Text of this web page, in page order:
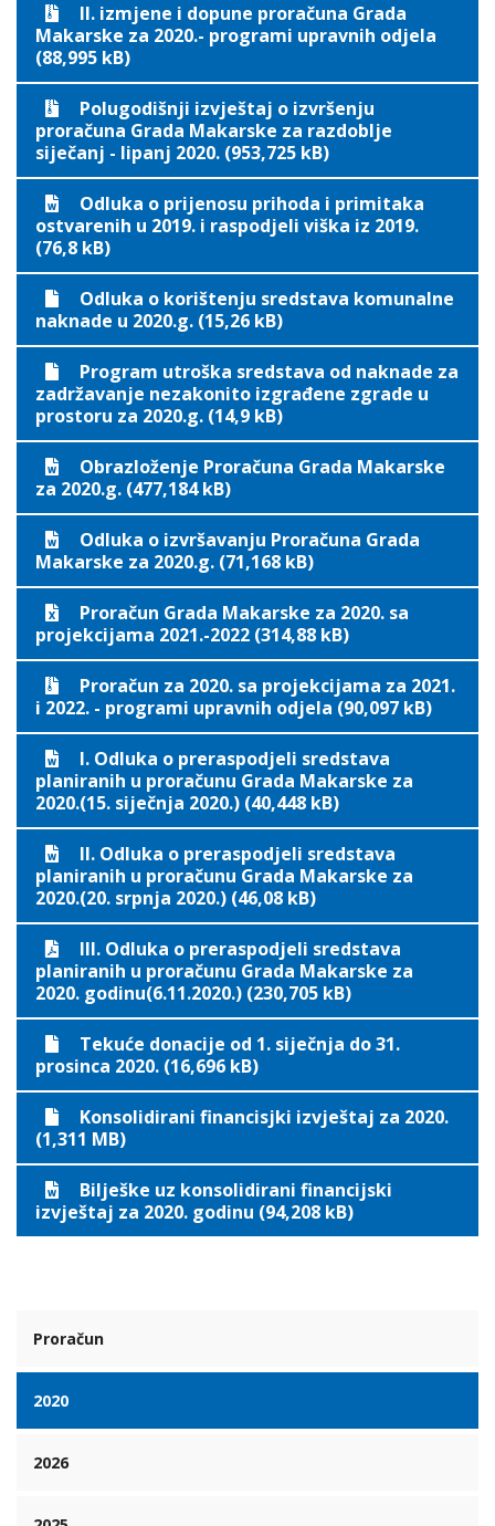
II. izmjene i dopune proračuna Grada
Makarske za 2020.- programi upravnih odjela
(88,995 kB)
Polugodišnji izvještaj o izvršenju
proračuna Grada Makarske za razdoblje
siječanj - lipanj 2020. (953,725 kB)
Odluka o prijenosu prihoda i primitaka
ostvarenih u 2019. i raspodjeli viška iz 2019.
(76,8 kB)
Odluka o korištenju sredstava komunalne
naknade u 2020.g. (15,26 kB)
Program utroška sredstava od naknade za
zadržavanje nezakonito izgrađene zgrade u
prostoru za 2020.g. (14,9 kB)
Obrazloženje Proračuna Grada Makarske
za 2020.g. (477,184 kB)
Odluka o izvršavanju Proračuna Grada
Makarske za 2020.g. (71,168 kB)
Proračun Grada Makarske za 2020. sa
projekcijama 2021.-2022 (314,88 kB)
Proračun za 2020. sa projekcijama za 2021.
i 2022. - programi upravnih odjela (90,097 kB)
I. Odluka o preraspodjeli sredstava
planiranih u proračunu Grada Makarske za
2020.(15. siječnja 2020.) (40,448 kB)
II. Odluka o preraspodjeli sredstava
planiranih u proračunu Grada Makarske za
2020.(20. srpnja 2020.) (46,08 kB)
III. Odluka o preraspodjeli sredstava
planiranih u proračunu Grada Makarske za
2020. godinu(6.11.2020.) (230,705 kB)
Tekuće donacije od 1. siječnja do 31.
prosinca 2020. (16,696 kB)
Konsolidirani financisjki izvještaj za 2020.
(1,311 MB)
Bilješke uz konsolidirani financijski
izvještaj za 2020. godinu (94,208 kB)
Proračun
2020
2026